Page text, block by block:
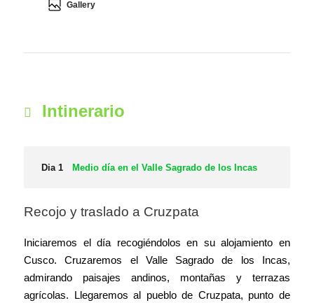
Gallery
Intinerario
Dia 1 Medio día en el Valle Sagrado de los Incas
Recojo y traslado a Cruzpata
Iniciaremos el día recogiéndolos en su alojamiento en
Cusco. Cruzaremos el Valle Sagrado de los Incas,
admirando paisajes andinos, montañas y terrazas
agrícolas. Llegaremos al pueblo de Cruzpata, punto de